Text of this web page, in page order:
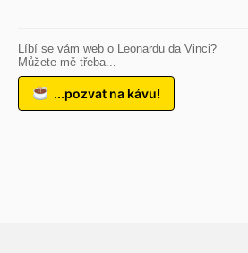
Líbí se vám web o Leonardu da Vinci?
Můžete mě třeba...
...pozvat na kávu!